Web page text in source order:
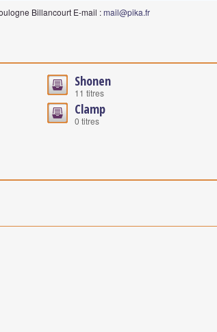
Billancourt E-mail :mail@pika.fr
Shonen
11 titres
Clamp
0 titres